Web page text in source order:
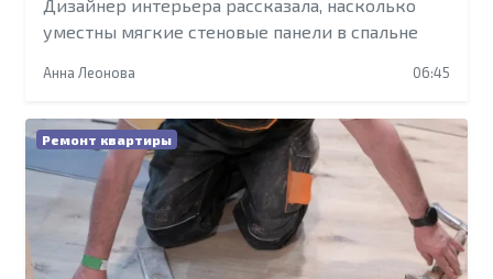
Дизайнер интерьера рассказала, насколько
уместны мягкие стеновые панели в спальне
Анна Леонова 06:45
Ремонт квартиры